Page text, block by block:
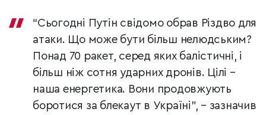
“Сьогодні Путін свідомо обрав Різдво для
атаки. Що може бути більш нелюдським?
Понад 70 ракет, серед яких балістичні, і
більш ніж сотня ударних дронів. Цілі –
наша енергетика. Вони продовжують
боротися за блекаут в Україні”, – зазначив